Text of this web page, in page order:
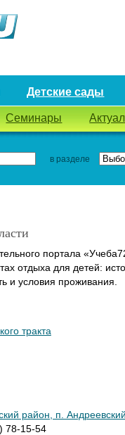
Детские сады
Семинары
в разделе
портала
отдыха для детей:
и условия проживания.
тракта
район, п. Андреевский
78-15-54